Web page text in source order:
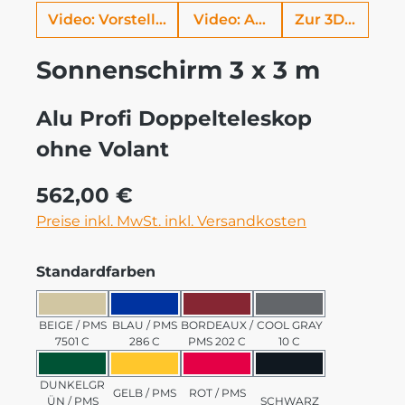
Video: Vorstellung Alu ProfiVideo: AufbauhilfeZur 3D Ansicht
Sonnenschirm 3 x 3 m
Alu Profi Doppelteleskop
ohne Volant
Regulärer Preis:
562,00 €
Preise inkl. MwSt. inkl. Versandkosten
Standardfarben
BEIGE / PMS 7501 C
BEIGE / PMS
7501 C
BLAU / PMS 286 C
BLAU / PMS
286 C
BORDEAUX / PMS 202 C
BORDEAUX /
PMS 202 C
COOL GRAY 10 C
COOL GRAY
10 C
DUNKELGRÜN / PMS 3435 C
DUNKELGR
ÜN / PMS
GELB / PMS 123 C
GELB / PMS
ROT / PMS 185 C
ROT / PMS
SCHWARZ
SCHWARZ